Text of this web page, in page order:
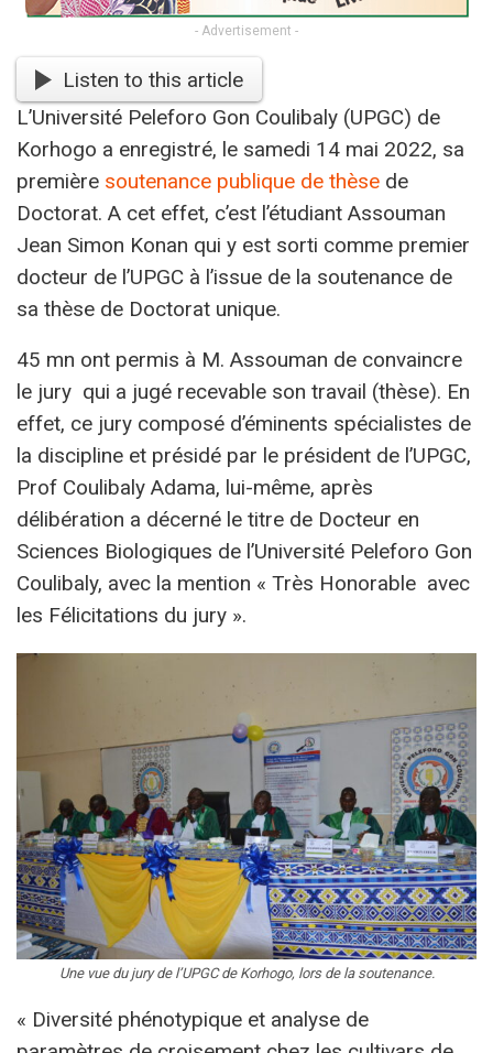
- Advertisement -
Listen to this article
L’Université Peleforo Gon Coulibaly (UPGC) de
Korhogo a enregistré, le samedi 14 mai 2022, sa
première soutenance publique de thèse de
Doctorat. A cet effet, c’est l’étudiant Assouman
Jean Simon Konan qui y est sorti comme premier
docteur de l’UPGC à l’issue de la soutenance de
sa thèse de Doctorat unique.
45 mn ont permis à M. Assouman de convaincre
le jury qui a jugé recevable son travail (thèse). En
effet, ce jury composé d’éminents spécialistes de
la discipline et présidé par le président de l’UPGC,
Prof Coulibaly Adama, lui-même, après
délibération a décerné le titre de Docteur en
Sciences Biologiques de l’Université Peleforo Gon
Coulibaly, avec la mention « Très Honorable avec
les Félicitations du jury ».
Une vue du jury de l’UPGC de Korhogo, lors de la soutenance.
« Diversité phénotypique et analyse de